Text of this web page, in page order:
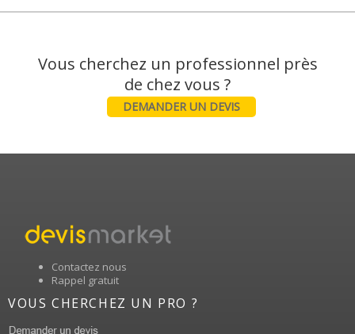
Vous cherchez un professionnel près
DEMANDER UN DEVIS
Contactez nous
Rappel gratuit
VOUS CHERCHEZ UN PRO ?